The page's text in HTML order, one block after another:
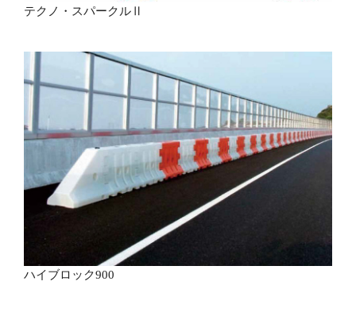
テクノ・スパークルⅡ
ハイブロック900